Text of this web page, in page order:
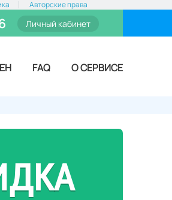
Авторские права
Личный кабинет
FAQ О СЕРВИСЕ